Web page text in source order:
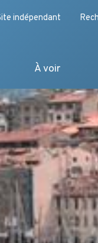
indépendant
À voir